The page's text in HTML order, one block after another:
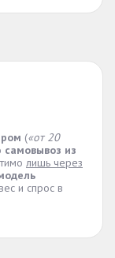
(«от 20
самовывоз из
лишь через
и спрос в